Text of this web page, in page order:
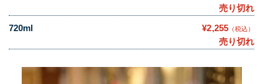
売り切れ
720ml
¥2,255 （税込）
売り切れ